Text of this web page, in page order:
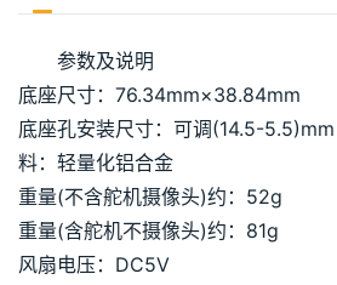
参数及说明
底座尺寸：76.34mm×38.84mm
底座孔安装尺寸：可调(14.5-
料：轻量化铝合金
重量(不含舵机摄像头)约：52g
重量(含舵机不摄像头)约：81g
风扇电压：DC5V